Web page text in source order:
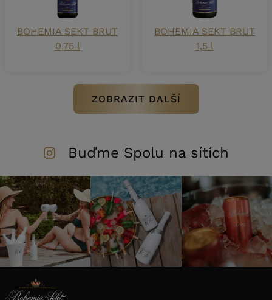
BOHEMIA SEKT BRUT
0,75 l
BOHEMIA SEKT BRUT
1,5 l
ZOBRAZIT DALŠÍ
Buďme Spolu na sítích